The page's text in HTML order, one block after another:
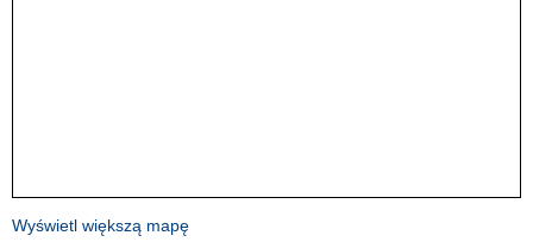
Wyświetl większą mapę